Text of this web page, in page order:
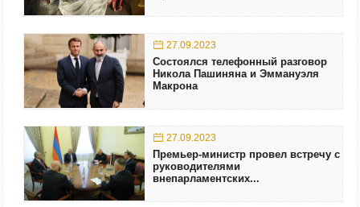
27.09.2023
Состоялся телефонный разговор
Никола Пашиняна и Эммануэля
Макрона
27.09.2023
Премьер-министр провел встречу с
руководителями
внепарламентских...